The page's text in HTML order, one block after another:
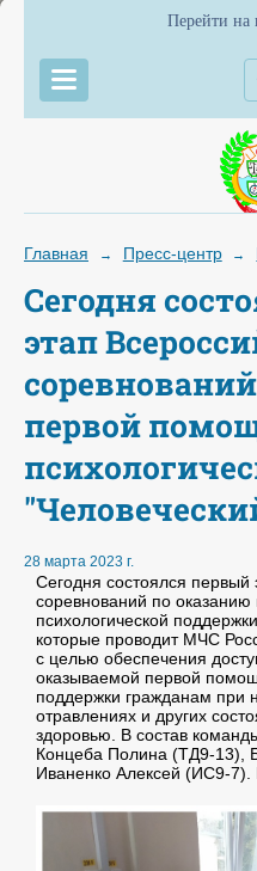
Перейти на
Главная → Пресс-центр →
Сегодня
этап
первой
28 марта 2023 г.
Сегодня состоялся первый
соревнований по
психологической
которые проводит МЧС
с целью обеспечения
оказываемой первой
поддержки гражданам при
отравлениях и других
здоровью. В состав
Концеба Полина (ТД9-13),
Иваненко Алексей (ИС9-